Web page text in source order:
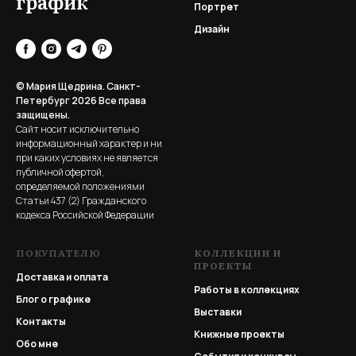
© Мария Щедрина. Санкт-
Петербург 2026Все права
защищены.
Сайт носит исключительно
информационный характер и ни
при каких условиях не является
публичной офертой,
определяемой положениями
Статьи 437 (2) Гражданского
кодекса Российской Федерации
Портрет
Дизайн
ПОКУПАТЕЛЮ
Доставка и оплата
Блог о графике
Контакты
Обо мне
КОЛЛЕКЦИИ И
ПРОЕКТЫ
Работы в коллекциях
Выставки
Книжные проекты